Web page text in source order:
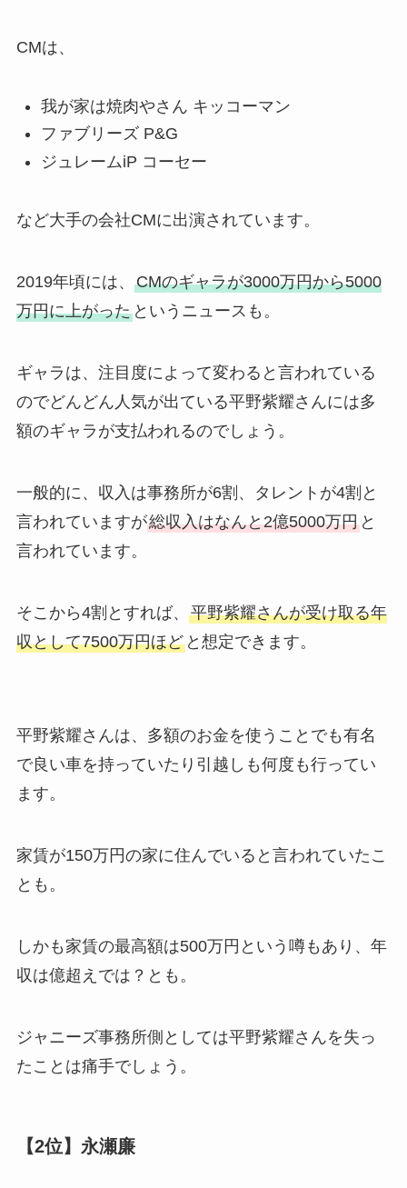
CMは、
我が家は焼肉やさん キッコーマン
ファブリーズ P&G
ジュレームiP コーセー
など大手の会社CMに出演されています。
2019年頃には、 CMのギャラが3000万円から5000
万円に上がったというニュースも。
ギャラは、注目度によって変わると言われている
のでどんどん人気が出ている平野紫耀さんには多
額のギャラが支払われるのでしょう。
一般的に、収入は事務所が6割、タレントが4割と
言われていますが総収入はなんと2億5000万円と
言われています。
そこから4割とすれば、 平野紫耀さんが受け取る年
収として7500万円ほどと想定できます。
平野紫耀さんは、多額のお金を使うことでも有名
で良い車を持っていたり引越しも何度も行ってい
ます。
家賃が150万円の家に住んでいると言われていたこ
とも。
しかも家賃の最高額は500万円という噂もあり、年
収は億超えでは？とも。
ジャニーズ事務所側としては平野紫耀さんを失っ
たことは痛手でしょう。
【2位】永瀬廉